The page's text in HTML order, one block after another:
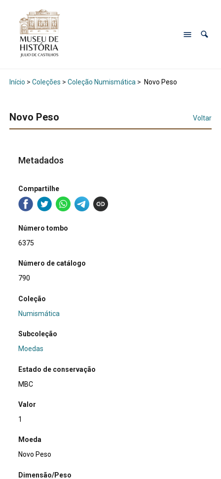
Início > Coleções > Coleção Numismática > Novo Peso
Novo Peso Voltar
Metadados
Compartilhe
Número tombo
6375
Número de catálogo
790
Coleção
Numismática
Subcoleção
Moedas
Estado de conservação
MBC
Valor
1
Moeda
Novo Peso
Dimensão/Peso